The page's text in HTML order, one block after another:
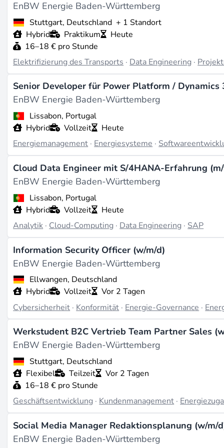
Was sie tun
EnBW konzentriert sich auf erneuerbare Energien,
Unternehmen in die thermische Erzeugung mit
beispielsweise die Elektromobilitätsinfrastruktur über
und das Marketing an Endverbraucher über die
konzentrieren sich auf Deutschland, insbesondere
Projekte & Erfolgsbilanz
Zu den bemerkenswerten Projekten von EnBW gehören
mit erneuerbarer Energie versorgen. Zudem hat das
Gaskraftwerke zu ersetzen. Aktuelle Großprojekte
Württemberg für den Wasserstoffbetrieb in den 2030er
Partnerschaften für industrielle PPAs und LNG-
Aktuelle Entwicklungen
In den letzten zwei Jahren berichtete EnBW über einen
Milliarden Euro aus der thermischen Erzeugung und dem
Investitionssumme von 40 Milliarden Euro bis 2030 in
negativ auf die Einnahmen im Bereich Smart
Unternehmen weiterhin in die Sicherheit der
Arbeiten dort
EnBW bietet Stellen in verschiedenen Abteilungen an,
Mitarbeiterzahl beträgt etwa 28,600, mit einem
Württemberg wie Stuttgart und Heilbronn. Die
Energieversorgungssicherheit widerspiegelt (source:
wandelnden Sektor.
Zuletzt aktualisiert am Feb 23, 2026 |
EnBW Energie Baden-Württemberg
Stuttgart, Deutschland + 1 Standort
Hybrid
Praktikum
Heute
16–18 € pro Stunde
Elektrifizierung des Transports · Data Engineering ·
Senior Developer für Power Platform / Dynamics
EnBW Energie Baden-Württemberg
Lissabon, Portugal
Hybrid
Vollzeit
Heute
Energiemanagement · Energiesysteme ·
Cloud Data Engineer mit S/4HANA-Erfahrung
EnBW Energie Baden-Württemberg
Lissabon, Portugal
Hybrid
Vollzeit
Heute
Analytik · Cloud-Computing · Data Engineering · SAP
Information Security Officer (w/m/d)
EnBW Energie Baden-Württemberg
Ellwangen, Deutschland
Hybrid
Vollzeit
Vor 2 Tagen
Cybersicherheit · Konformität · Energie-Governance ·
Werkstudent B2C Vertrieb Team Partner Sales
EnBW Energie Baden-Württemberg
Stuttgart, Deutschland
Flexibel
Teilzeit
Vor 2 Tagen
16–18 € pro Stunde
Geschäftsentwicklung · Kundenmanagement ·
Social Media Manager Redaktionsplanung (w/
EnBW Energie Baden-Württemberg